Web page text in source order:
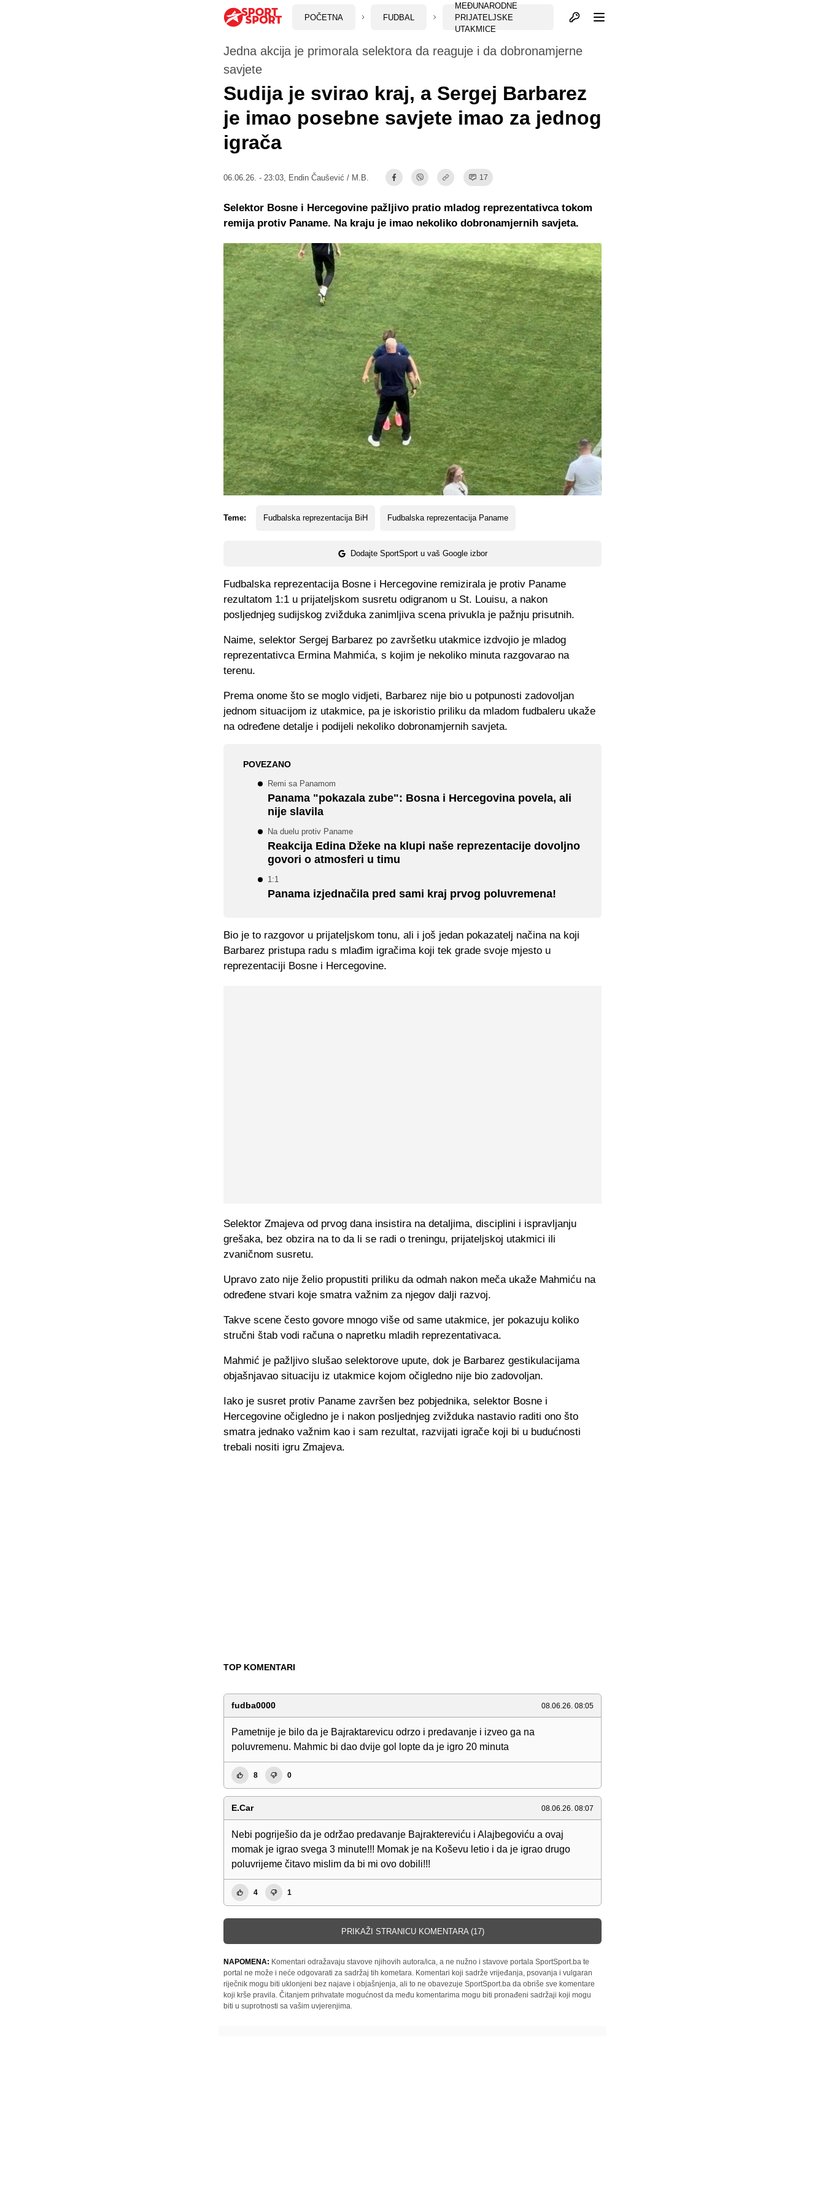
POČETNA FUDBAL
MEĐUNARODNE
PRIJATELJSKE
UTAKMICE
Otvori profil
Jedna akcija je primorala selektora da reaguje i da dobronamjerne
savjete
Sudija je svirao kraj, a Sergej Barbarez
je imao posebne savjete imao za jednog
igrača
06.06.26. - 23:03, Endin Čaušević / M.B. 17
Teme: Fudbalska reprezentacija BiH Fudbalska reprezentacija Paname
Dodajte SportSport u vaš Google izbor
Selektor Bosne i Hercegovine pažljivo pratio mladog reprezentativca tokom
remija protiv Paname. Na kraju je imao nekoliko dobronamjernih savjeta.
Fudbalska reprezentacija Bosne i Hercegovine remizirala je protiv Paname
rezultatom 1:1 u prijateljskom susretu odigranom u St. Louisu, a nakon
posljednjeg sudijskog zvižduka zanimljiva scena privukla je pažnju prisutnih.
Naime, selektor Sergej Barbarez po završetku utakmice izdvojio je mladog
reprezentativca Ermina Mahmića, s kojim je nekoliko minuta razgovarao na
terenu.
Prema onome što se moglo vidjeti, Barbarez nije bio u potpunosti zadovoljan
jednom situacijom iz utakmice, pa je iskoristio priliku da mladom fudbaleru ukaže
na određene detalje i podijeli nekoliko dobronamjernih savjeta.
POVEZANO
Remi sa Panamom
Panama "pokazala zube": Bosna i Hercegovina povela, ali
nije slavila
Na duelu protiv Paname
Reakcija Edina Džeke na klupi naše reprezentacije dovoljno
govori o atmosferi u timu
1:1
Panama izjednačila pred sami kraj prvog poluvremena!
Bio je to razgovor u prijateljskom tonu, ali i još jedan pokazatelj načina na koji
Barbarez pristupa radu s mlađim igračima koji tek grade svoje mjesto u
reprezentaciji Bosne i Hercegovine.
Selektor Zmajeva od prvog dana insistira na detaljima, disciplini i ispravljanju
grešaka, bez obzira na to da li se radi o treningu, prijateljskoj utakmici ili
zvaničnom susretu.
Upravo zato nije želio propustiti priliku da odmah nakon meča ukaže Mahmiću na
određene stvari koje smatra važnim za njegov dalji razvoj.
Takve scene često govore mnogo više od same utakmice, jer pokazuju koliko
stručni štab vodi računa o napretku mladih reprezentativaca.
Mahmić je pažljivo slušao selektorove upute, dok je Barbarez gestikulacijama
objašnjavao situaciju iz utakmice kojom očigledno nije bio zadovoljan.
Iako je susret protiv Paname završen bez pobjednika, selektor Bosne i
Hercegovine očigledno je i nakon posljednjeg zvižduka nastavio raditi ono što
smatra jednako važnim kao i sam rezultat, razvijati igrače koji bi u budućnosti
trebali nositi igru Zmajeva.
TOP KOMENTARI
fudba0000 08.06.26. 08:05
Pametnije je bilo da je Bajraktarevicu odrzo i predavanje i izveo ga na
poluvremenu. Mahmic bi dao dvije gol lopte da je igro 20 minuta
8 0
E.Car 08.06.26. 08:07
Nebi pogriješio da je održao predavanje Bajraktereviću i Alajbegoviću a ovaj
momak je igrao svega 3 minute!!! Momak je na Koševu letio i da je igrao drugo
poluvrijeme čitavo mislim da bi mi ovo dobili!!!
4 1
PRIKAŽI STRANICU KOMENTARA (17)
NAPOMENA: Komentari odražavaju stavove njihovih autora/ica, a ne nužno i stavove portala SportSport.ba te
portal ne može i neće odgovarati za sadržaj tih kometara. Komentari koji sadrže vrijeđanja, psovanja i vulgaran
riječnik mogu biti uklonjeni bez najave i objašnjenja, ali to ne obavezuje SportSport.ba da obriše sve komentare
koji krše pravila. Čitanjem prihvatate mogućnost da među komentarima mogu biti pronađeni sadržaji koji mogu
biti u suprotnosti sa vašim uvjerenjima.